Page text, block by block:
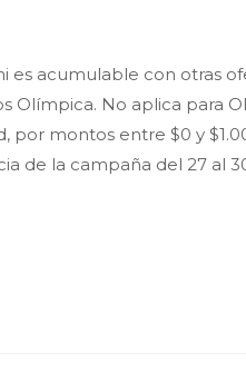
es acumulable con otras
Olímpica. No aplica para
por montos entre $0 y
de la campaña del 27 al